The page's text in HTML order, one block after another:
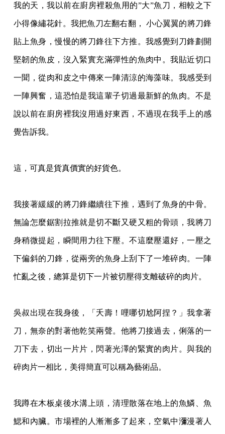
我的天，我以前在廚房裡殺魚用的”大”魚刀，相較之下
小得像繡花針。我把魚刀左翻右翻 ， 小心翼翼的將刀鋒
貼上魚身，慢慢的將刀鋒往下方推。我感覺到刀鋒劃開
堅韌的魚皮，沒入 緊實充滿彈性的魚肉中。我貼近切口
一聞，從肉和皮之中傳來一陣清涼的海藻味。我感受到
一陣興奮，這恐怕是我這輩子切過最新鮮的魚肉。不是
說以前在廚房裡我沒用過好東西，不過現在我手上的感
覺告訴我。
這，可真是貨真價實的好貨色。
我接著緩緩的將刀鋒繼續往下推，遇到了魚身的中骨。
無論怎麼鋸割拉推就是切不斷又硬又 粗的骨頭，我將刀
身稍微提起，瞬間用力往下壓。不這麼壓還好，一壓之
下偏斜的刀鋒，從兩旁的魚身上刮下了一堆碎肉。一陣
忙亂之後，總算是切下一片被切壓得支離破碎的肉片。
吳叔出現在我身後，「夭壽！哩哪切尬阿捏？」我拿著
刀，無奈的對著他乾笑兩聲。他將刀接過去，俐落的一
刀下去，切出一片片，閃著光澤的緊實的肉片。與我的
碎肉片一相比，美得簡直可以稱為藝術品。
我蹲在木板桌後水溝上頭，清理散落在地上的魚鱗、魚
鰓和內臟。市場裡的人漸漸多了起來 ，空氣中瀰漫著人